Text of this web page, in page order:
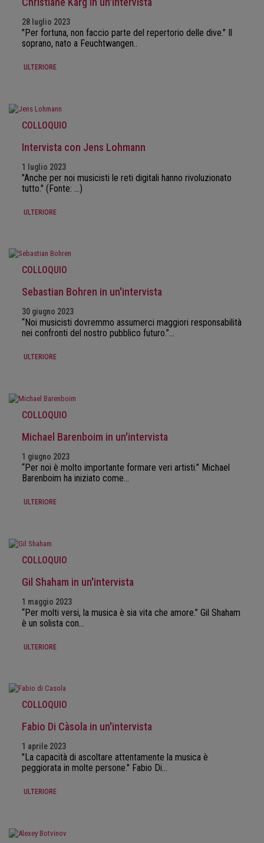
28 luglio 2023
"Per fortuna, non faccio parte del repertorio delle dive." Il
soprano, nato a Feuchtwangen..
ULTERIORE
COLLOQUIO
Intervista con Jens Lohmann
1 luglio 2023
"Anche per noi musicisti le reti digitali hanno rivoluzionato
tutto." (Fonte: ...)
ULTERIORE
COLLOQUIO
Sebastian Bohren in un'intervista
30 giugno 2023
“Noi musicisti dovremmo assumerci maggiori responsabilità
nei confronti del nostro pubblico futuro.”…
ULTERIORE
COLLOQUIO
Michael Barenboim in un'intervista
1 giugno 2023
“Per noi è molto importante formare veri artisti.” Michael
Barenboim ha iniziato come…
ULTERIORE
COLLOQUIO
Gil Shaham in un'intervista
1 maggio 2023
“Per molti versi, la musica è sia vita che amore.” Gil Shaham
è un solista con…
ULTERIORE
COLLOQUIO
Fabio Di Càsola in un'intervista
1 aprile 2023
"La capacità di ascoltare attentamente la musica è
peggiorata in molte persone." Fabio Di…
ULTERIORE